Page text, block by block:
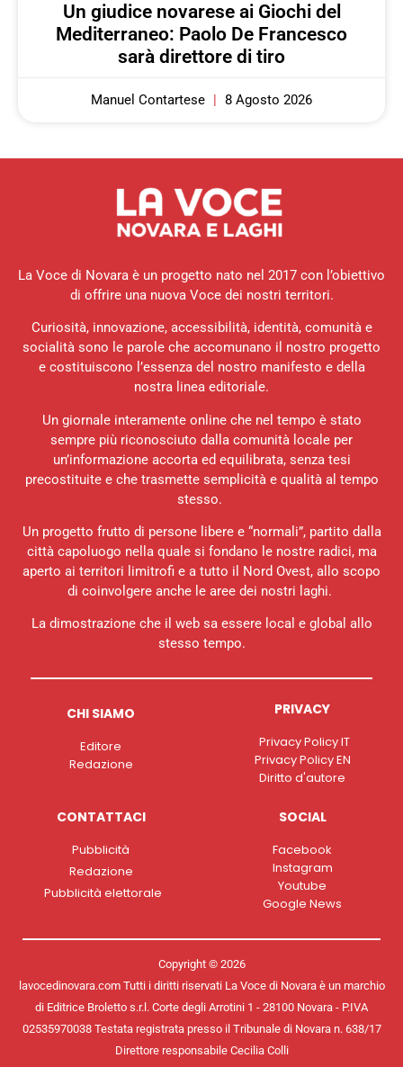
Un giudice novarese ai Giochi del
Mediterraneo: Paolo De Francesco
sarà direttore di tiro
Manuel Contartese 8 Agosto 2026
La Voce di Novara è un progetto nato nel 2017 con l’obiettivo
di offrire una nuova Voce dei nostri territori.
Curiosità, innovazione, accessibilità, identità, comunità e
socialità sono le parole che accomunano il nostro progetto
e costituiscono l’essenza del nostro manifesto e della
nostra linea editoriale.
Un giornale interamente online che nel tempo è stato
sempre più riconosciuto dalla comunità locale per
un’informazione accorta ed equilibrata, senza tesi
precostituite e che trasmette semplicità e qualità al tempo
stesso.
Un progetto frutto di persone libere e “normali”, partito dalla
città capoluogo nella quale si fondano le nostre radici, ma
aperto ai territori limitrofi e a tutto il Nord Ovest, allo scopo
di coinvolgere anche le aree dei nostri laghi.
La dimostrazione che il web sa essere local e global allo
stesso tempo.
CHI SIAMO
Editore
Redazione
PRIVACY
Privacy Policy IT
Privacy Policy EN
Diritto d'autore
CONTATTACI
Pubblicità
Redazione
Pubblicità elettorale
SOCIAL
Facebook
Instagram
Youtube
Google News
Copyright © 2026
lavocedinovara.com Tutti i diritti riservati La Voce di Novara è un marchio
di Editrice Broletto s.r.l. Corte degli Arrotini 1 - 28100 Novara - P.IVA
02535970038 Testata registrata presso il Tribunale di Novara n. 638/17
Direttore responsabile Cecilia Colli